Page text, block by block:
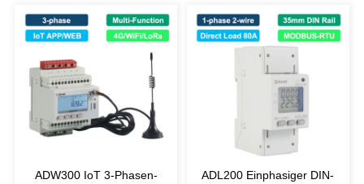
ADW300 IoT 3-Phasen-
ADL200 Einphasiger DIN-